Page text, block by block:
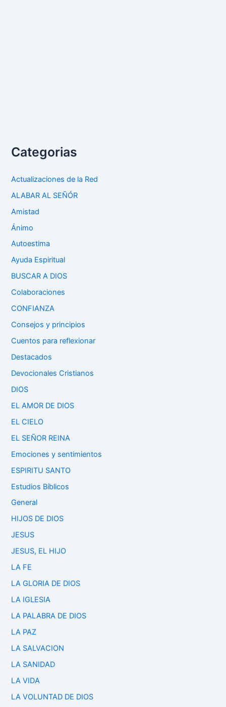
Categorias
Actualizaciones de la Red
ALABAR AL SEÑÓR
Amistad
Ánimo
Autoestima
Ayuda Espiritual
BUSCAR A DIOS
Colaboraciones
CONFIANZA
Consejos y principios
Cuentos para reflexionar
Destacados
Devocionales Cristianos
DIOS
EL AMOR DE DIOS
EL CIELO
EL SEÑOR REINA
Emociones y sentimientos
ESPIRITU SANTO
Estudios Bíblicos
General
HIJOS DE DIOS
JESUS
JESUS, EL HIJO
LA FE
LA GLORIA DE DIOS
LA IGLESIA
LA PALABRA DE DIOS
LA PAZ
LA SALVACION
LA SANIDAD
LA VIDA
LA VOLUNTAD DE DIOS